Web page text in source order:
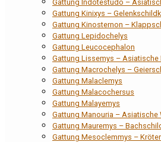
Gattung Indotestudo –
Gattung Kinixys –
Gattung Kinosternon –
Gattung Lepidochelys
Gattung Leucocephalon
Gattung Lissemys –
Gattung Macrochelys –
Gattung Malaclemys
Gattung Malacochersus
Gattung Malayemys
Gattung Manouria – Asiatische
Gattung Mauremys –
Gattung Mesoclemmys –